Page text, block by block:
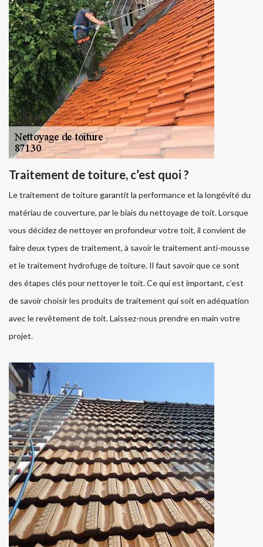
Traitement de toiture, c’est quoi ?
Le traitement de toiture garantit la performance et la longévité du
matériau de couverture, par le biais du nettoyage de toit. Lorsque
vous décidez de nettoyer en profondeur votre toit, il convient de
faire deux types de traitement, à savoir le traitement anti-mousse
et le traitement hydrofuge de toiture. Il faut savoir que ce sont
des étapes clés pour nettoyer le toit. Ce qui est important, c’est
de savoir choisir les produits de traitement qui soit en adéquation
avec le revêtement de toit. Laissez-nous prendre en main votre
projet.